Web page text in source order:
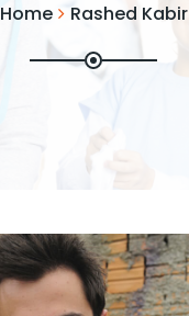
Home Rashed Kabir